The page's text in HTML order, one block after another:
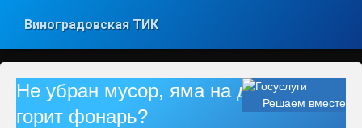
Виноградовская ТИК
Решаем вместе
Не убран мусор, яма на дороге, не
горит фонарь?